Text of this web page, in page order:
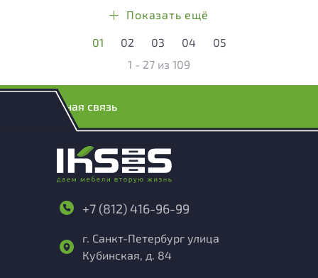
Показать ещё
01 02 03 04
05
1 - 27 из 109
Обратная связь
+7 (812) 416-96-99
г. Санкт-Петербург улица
Кубинская, д. 84